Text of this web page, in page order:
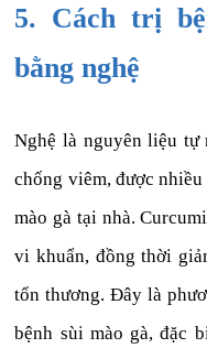
5. Cách trị
bằng nghệ
Nghệ là nguyên liệu tự
chống viêm, được
mào gà tại nhà.
vi khuẩn, đồng thời
tổn thương. Đây là
bệnh sùi mào gà, đặc